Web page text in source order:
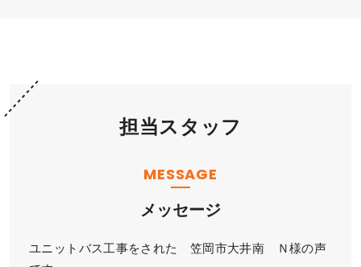
担当スタッフ
MESSAGE
メッセージ
ユニットバス工事をされた 笠岡市大井南 Ｎ様の声